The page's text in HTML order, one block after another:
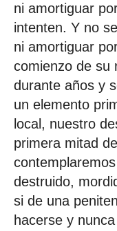
ni amortiguar
intenten. Y no
ni amortiguar
comienzo de su
durante años y
un elemento
local, nuestro
primera mitad
destruido,
si de una
hacerse y